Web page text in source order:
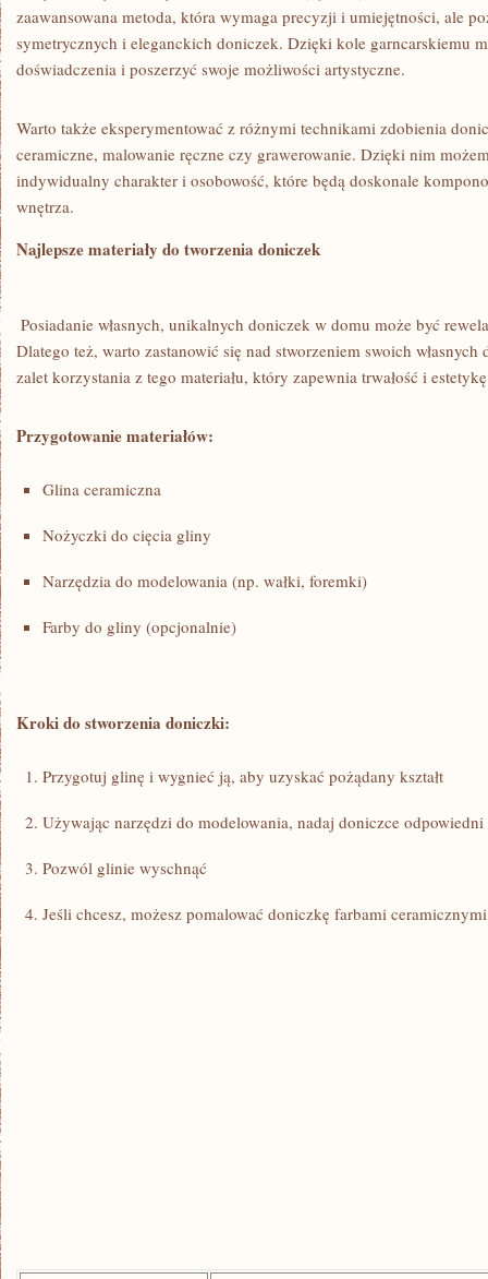
zaawansowana metoda, która ⁣wymaga precyzji ⁣i umiejętności, ale
‌symetrycznych i eleganckich doniczek. Dzięki kole garncarskiemu
doświadczenia i poszerzyć swoje możliwości artystyczne.
Warto także eksperymentować z różnymi technikami zdobienia
ceramiczne, malowanie ręczne czy grawerowanie. Dzięki nim
indywidualny charakter i osobowość, które będą doskonale
wnętrza.
Najlepsze materiały do‍ tworzenia doniczek
Posiadanie własnych, unikalnych doniczek w domu może być
Dlatego też,⁢ warto zastanowić się nad stworzeniem⁤ swoich
zalet korzystania z tego materiału, który ​zapewnia trwałość i
Przygotowanie materiałów:
Glina ceramiczna
Nożyczki do cięcia gliny
Narzędzia do modelowania (np.‌ wałki, foremki)
Farby do gliny (opcjonalnie)
Kroki do stworzenia doniczki:
Przygotuj‍ glinę i wygnieć ‌ją, aby uzyskać pożądany kształt
Używając narzędzi do modelowania, nadaj doniczce odpowiedni
Pozwól glinie wyschnąć
Jeśli chcesz, możesz pomalować doniczkę farbami ceramicznymi